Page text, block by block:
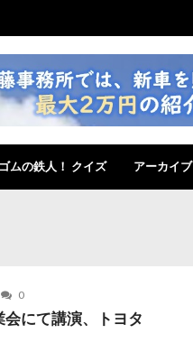
ムの鉄人！ クイズ アーカイブ
0
会にて講演、トヨタ